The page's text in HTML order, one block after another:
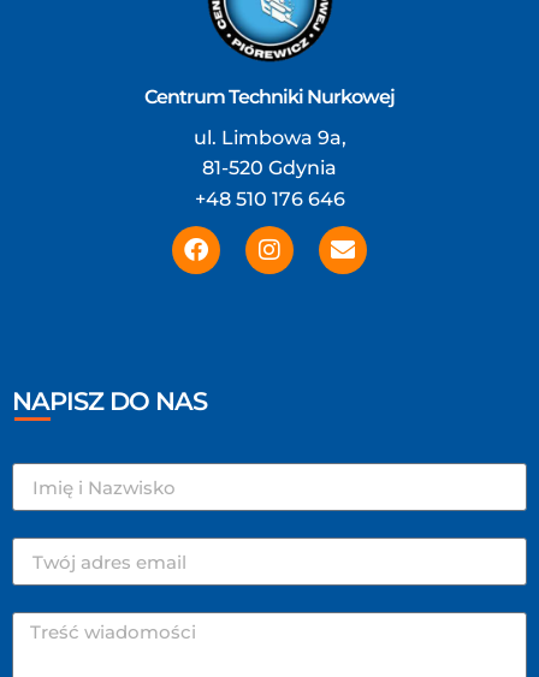
Centrum Techniki Nurkowej
ul. Limbowa 9a,
81-520 Gdynia
+48 510 176 646
NAPISZ DO NAS